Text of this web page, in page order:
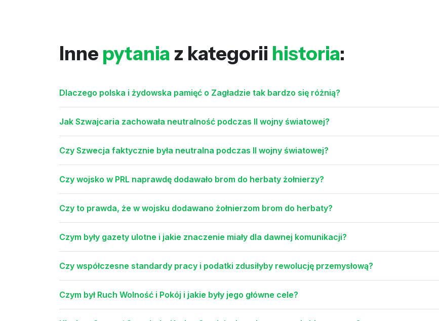
Inne pytania z kategorii historia:
Dlaczego polska i żydowska pamięć o Zagładzie tak bardzo się różnią?
Jak Szwajcaria zachowała neutralność podczas II wojny światowej?
Czy Szwecja faktycznie była neutralna podczas II wojny światowej?
Czy wojsko w PRL naprawdę dodawało brom do herbaty żołnierzy?
Czy to prawda, że w wojsku dodawano żołnierzom brom do herbaty?
Czym były gazety ulotne i jakie znaczenie miały dla dawnej komunikacji?
Czy współczesne standardy pracy i podatki zdusiłyby rewolucję przemysłową?
Czym był Ruch Wolność i Pokój i jakie były jego główne cele?